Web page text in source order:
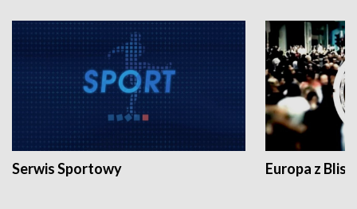
Serwis Sportowy Europa z